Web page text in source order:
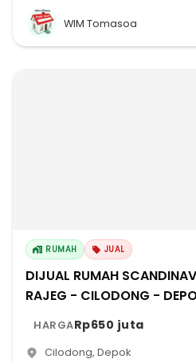
WIM Tomasoa
RUMAH JUAL
DIJUAL RUMAH
RAJEG - CILODONG -
HARGARp650 juta
Cilodong, Depok